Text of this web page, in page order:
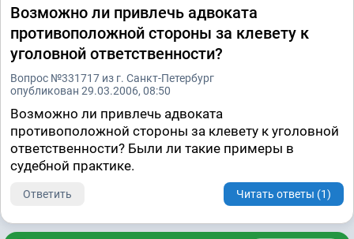
Возможно ли привлечь адвоката
противоположной стороны за клевету к
уголовной ответственности?
Вопрос №331717 из г. Санкт-Петербург
опубликован 29.03.2006, 08:50
Возможно ли привлечь адвоката
противоположной стороны за клевету к уголовной
ответственности? Были ли такие примеры в
судебной практике.
Ответить Читать ответы (1)